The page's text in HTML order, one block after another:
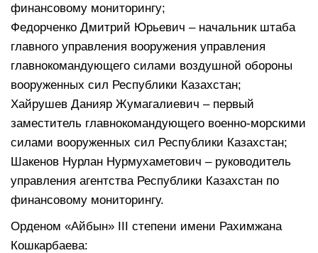
финансовому мониторингу;
Федорченко Дмитрий Юрьевич – начальник штаба
главного управления вооружения управления
главнокомандующего силами воздушной обороны
вооруженных сил Республики Казахстан;
Хайрушев Данияр Жумагалиевич – первый
заместитель главнокомандующего военно-морскими
силами вооруженных сил Республики Казахстан;
Шакенов Нурлан Нурмухаметович – руководитель
управления агентства Республики Казахстан по
финансовому мониторингу.
Орденом «Айбын» III степени имени Рахимжана
Кошкарбаева: